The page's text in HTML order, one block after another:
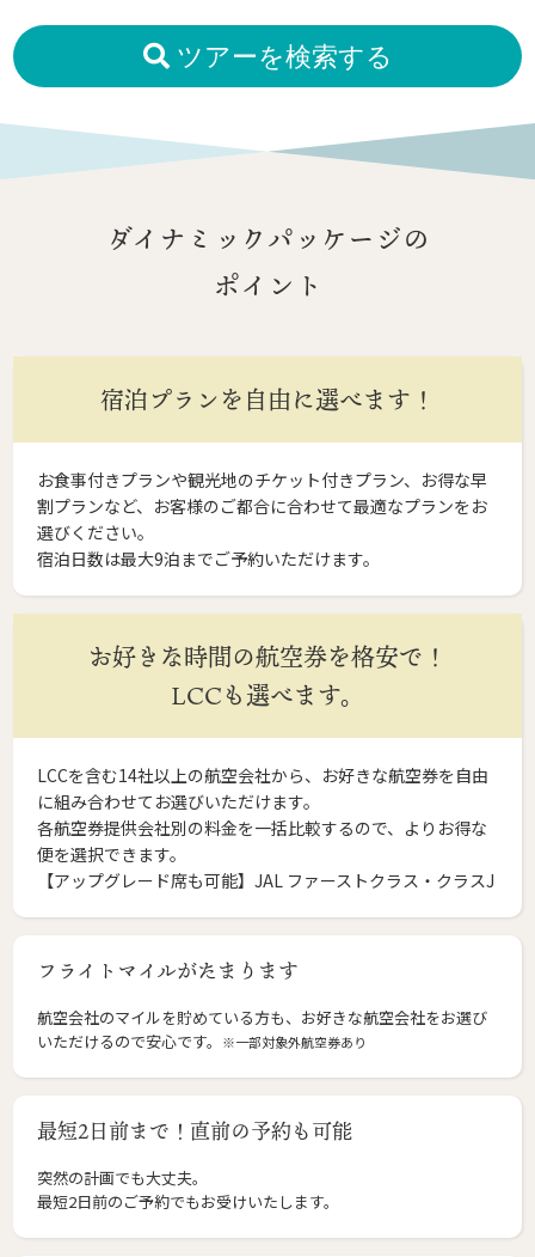
ツアーを検索する
ダイナミックパッケージの
ポイント
宿泊プランを自由に選べます！
お食事付きプランや観光地のチケット付きプラン、お得な早
割プランなど、お客様のご都合に合わせて最適なプランをお
選びください。
宿泊日数は最大9泊までご予約いただけます。
お好きな時間の航空券を格安で！
LCCも選べます。
LCCを含む14社以上の航空会社から、お好きな航空券を自由
に組み合わせてお選びいただけます。
各航空券提供会社別の料金を一括比較するので、よりお得な
便を選択できます。
【アップグレード席も可能】JAL ファーストクラス・クラスJ
フライトマイルがたまります
航空会社のマイルを貯めている方も、お好きな航空会社をお選び
いただけるので安心です。
※一部対象外航空券あり
最短2日前まで！直前の予約も可能
突然の計画でも大丈夫。
最短2日前のご予約でもお受けいたします。